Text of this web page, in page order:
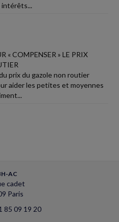
intérêts...
« COMPENSER » LE PRIX
prix du gazole non routier
aider les petites et moyennes
AC
cadet
Paris
85 09 19 20